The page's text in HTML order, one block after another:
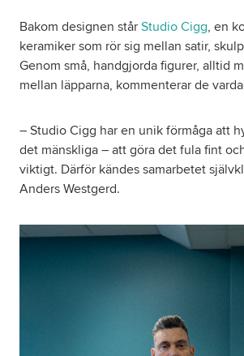
Bakom designen står Studio Cigg, en
keramiker som rör sig mellan satir,
Genom små, handgjorda figurer, alltid
mellan läpparna, kommenterar de
– Studio Cigg har en unik förmåga att
det mänskliga – att göra det fula fint
viktigt. Därför kändes samarbetet
Anders Westgerd.